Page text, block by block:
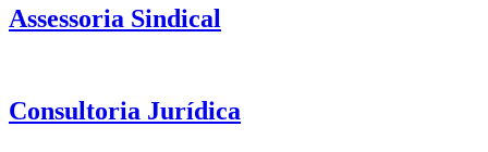
Assessoria Sindical
Consultoria Jurídica